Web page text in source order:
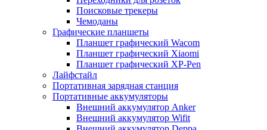
Поисковые трекеры
Чемоданы
Графические планшеты
Планшет графический Wacom
Планшет графический Xiaomi
Планшет графический XP-Pen
Лайфстайл
Портативная зарядная станция
Портативные аккумуляторы
Внешний аккумулятор Anker
Внешний аккумулятор Wifit